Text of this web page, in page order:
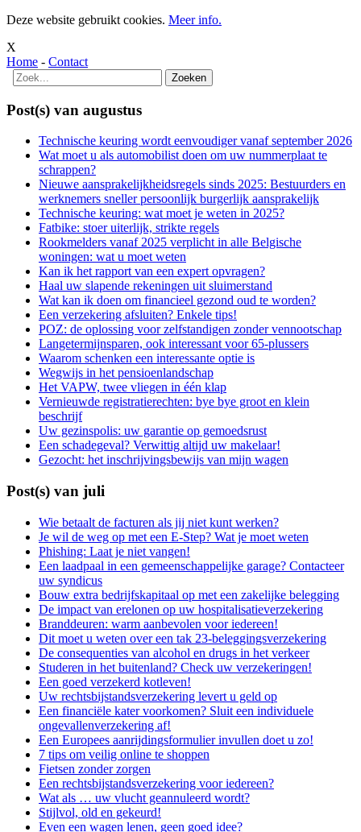
Deze website gebruikt cookies. Meer info.
X
Home - Contact
Post(s) van augustus
Technische keuring wordt eenvoudiger vanaf september 2026
Wat moet u als automobilist doen om uw nummerplaat te
schrappen?
Nieuwe aansprakelijkheidsregels sinds 2025: Bestuurders en
werknemers sneller persoonlijk burgerlijk aansprakelijk
Technische keuring: wat moet je weten in 2025?
Fatbike: stoer uiterlijk, strikte regels
Rookmelders vanaf 2025 verplicht in alle Belgische
woningen: wat u moet weten
Kan ik het rapport van een expert opvragen?
Haal uw slapende rekeningen uit sluimerstand
Wat kan ik doen om financieel gezond oud te worden?
Een verzekering afsluiten? Enkele tips!
POZ: de oplossing voor zelfstandigen zonder vennootschap
Langetermijnsparen, ook interessant voor 65-plussers
Waarom schenken een interessante optie is
Wegwijs in het pensioenlandschap
Het VAPW, twee vliegen in één klap
Vernieuwde registratierechten: bye bye groot en klein
beschrijf
Uw gezinspolis: uw garantie op gemoedsrust
Een schadegeval? Verwittig altijd uw makelaar!
Gezocht: het inschrijvingsbewijs van mijn wagen
Post(s) van juli
Wie betaalt de facturen als jij niet kunt werken?
Je wil de weg op met een E-Step? Wat je moet weten
Phishing: Laat je niet vangen!
Een laadpaal in een gemeenschappelijke garage? Contacteer
uw syndicus
Bouw extra bedrijfskapitaal op met een zakelijke belegging
De impact van erelonen op uw hospitalisatieverzekering
Branddeuren: warm aanbevolen voor iedereen!
Dit moet u weten over een tak 23-beleggingsverzekering
De consequenties van alcohol en drugs in het verkeer
Studeren in het buitenland? Check uw verzekeringen!
Een goed verzekerd kotleven!
Uw rechtsbijstandsverzekering levert u geld op
Een financiële kater voorkomen? Sluit een individuele
ongevallenverzekering af!
Een Europees aanrijdingsformulier invullen doet u zo!
7 tips om veilig online te shoppen
Fietsen zonder zorgen
Een rechtsbijstandsverzekering voor iedereen?
Wat als … uw vlucht geannuleerd wordt?
Stijlvol, old en gekeurd!
Even een wagen lenen, geen goed idee?